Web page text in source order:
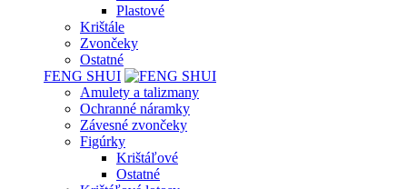
Plastové
Krištále
Zvončeky
Ostatné
FENG SHUI
Amulety a talizmany
Ochranné náramky
Závesné zvončeky
Figúrky
Krištáľové
Ostatné